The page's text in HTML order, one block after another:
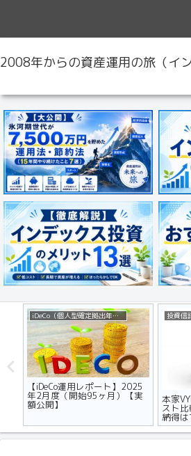
2008年からの資産運用の旅（イ
iDeCo（個人型確定拠出年金）
【iDeCo運用レポート】2025
年2月度（開始95ヶ月）【実
額公開】
投資信
本家
スト
納得は